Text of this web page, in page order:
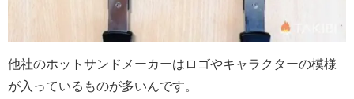
他社のホットサンドメーカーはロゴやキャラクターの模様
が入っているものが多いんです。